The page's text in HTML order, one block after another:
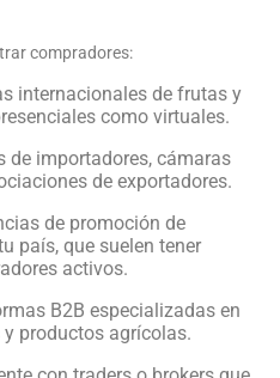
compradores:
internacionales de frutas y
como virtuales.
de importadores, cámaras
de exportadores.
de promoción de
país, que suelen tener
activos.
B2B especializadas en
productos agrícolas.